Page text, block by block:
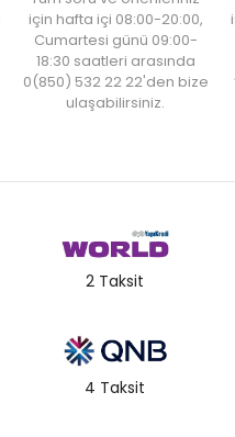
için hafta içi 08:00-20:00,
Cumartesi günü 09:00-
18:30 saatleri arasında
0(850) 532 22 22'den bize
ulaşabilirsiniz.
2 Taksit
4 Taksit